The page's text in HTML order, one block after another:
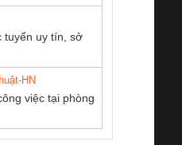
Nẹp nhôm chống
trơn Đà Nẵng
TM-DV DAI DONG
tuyến uy tín, sở
HN
việc tại phòng